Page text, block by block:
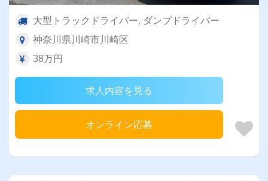
大型トラックドライバー, ダンプドライバー
神奈川県川崎市川崎区
38万円
求人内容を見る
オンライン応募